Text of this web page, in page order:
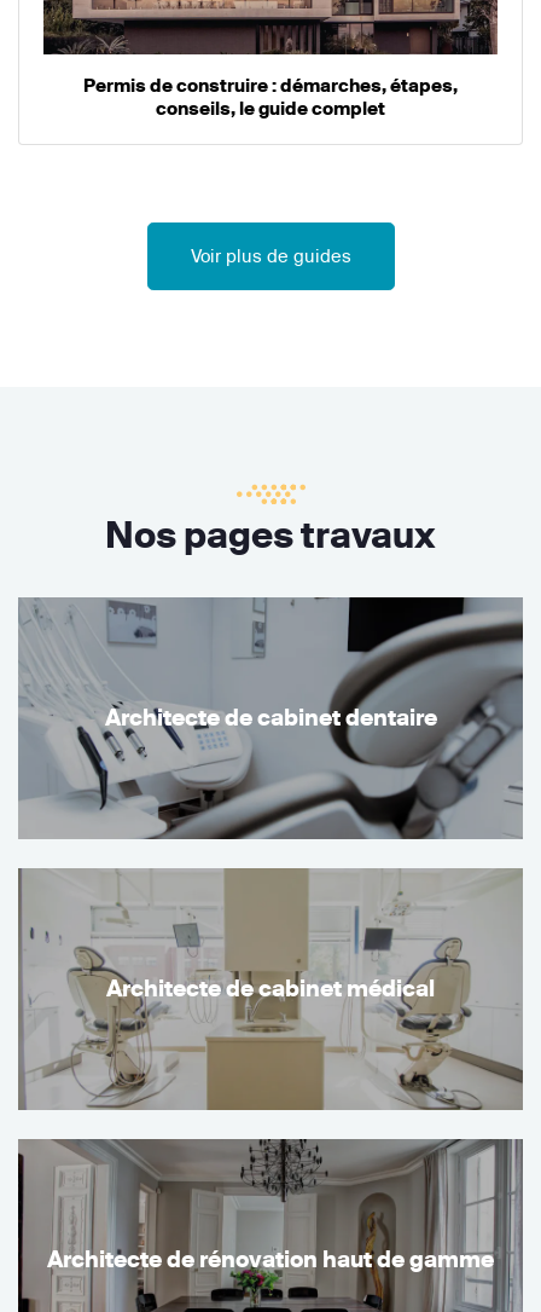
Permis de construire : démarches, étapes,
conseils, le guide complet
Voir plus de guides
Nos pages travaux
Architecte de cabinet dentaire
Architecte de cabinet médical
Architecte de rénovation haut de gamme